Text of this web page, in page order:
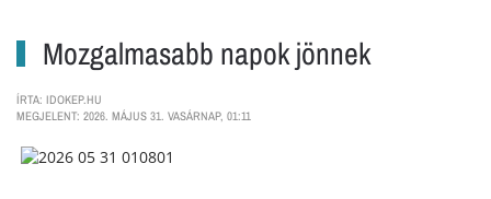
Mozgalmasabb napok jönnek
ÍRTA: IDOKEP.HU
MEGJELENT: 2026. MÁJUS 31. VASÁRNAP, 01:11